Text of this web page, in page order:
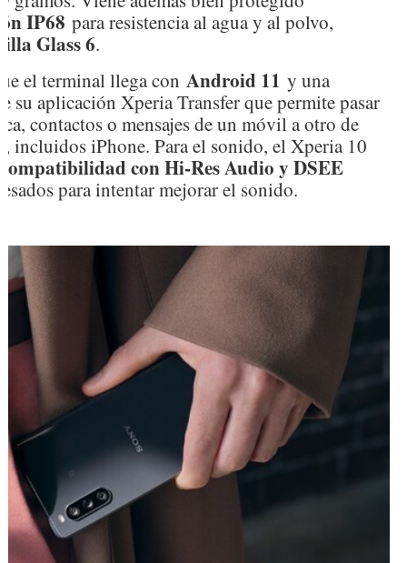
IP68 para resistencia al agua y al polvo,
Glass 6.
el terminal llega con Android 11 y una
su aplicación Xperia Transfer que permite pasar
contactos o mensajes de un móvil a otro de
incluidos iPhone. Para el sonido, el Xperia 10
compatibilidad con Hi-Res Audio y DSEE
para intentar mejorar el sonido.